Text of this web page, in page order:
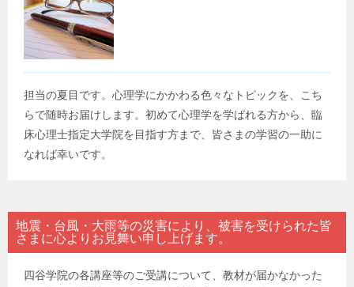
担当の夏目です。心理学にかかわる色々なトピックを、こち
らで随時お届けします。初めて心理学を学ばれる方から、臨
床心理士指定大学院を目指す方まで、皆さまの学習の一助に
なれば幸いです。
地震・台風・大雨等の災害により、被害を受けられた皆
さまに心よりお見舞い申し上げます。
四谷学院の各講座等のご受講について、教材が届かなかった